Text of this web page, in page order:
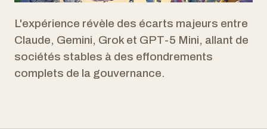
L'expérience révèle des écarts majeurs entre
Claude, Gemini, Grok et GPT-5 Mini, allant de
sociétés stables à des effondrements
complets de la gouvernance.